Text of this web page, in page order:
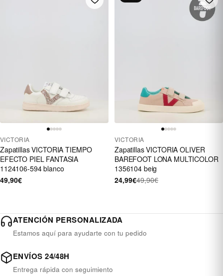
VICTORIA
Zapatillas VICTORIA TIEMPO
EFECTO PIEL FANTASIA
1124106-594 blanco
49,90€
VICTORIA
Zapatillas VICTORIA OLIVER
BAREFOOT LONA MULTICOLOR
1356104 beig
24,99€49,90€
ATENCIÓN PERSONALIZADA
Estamos aquí para ayudarte con tu pedido
ENVÍOS 24/48H
Entrega rápida con seguimiento